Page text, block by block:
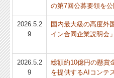
の第7回公募要領を公
2026.5.2
9
国内最大級の高度外
イン合同企業説明会
2026.5.2
9
総額約10億円の懸賞
を提供するAIコンテ